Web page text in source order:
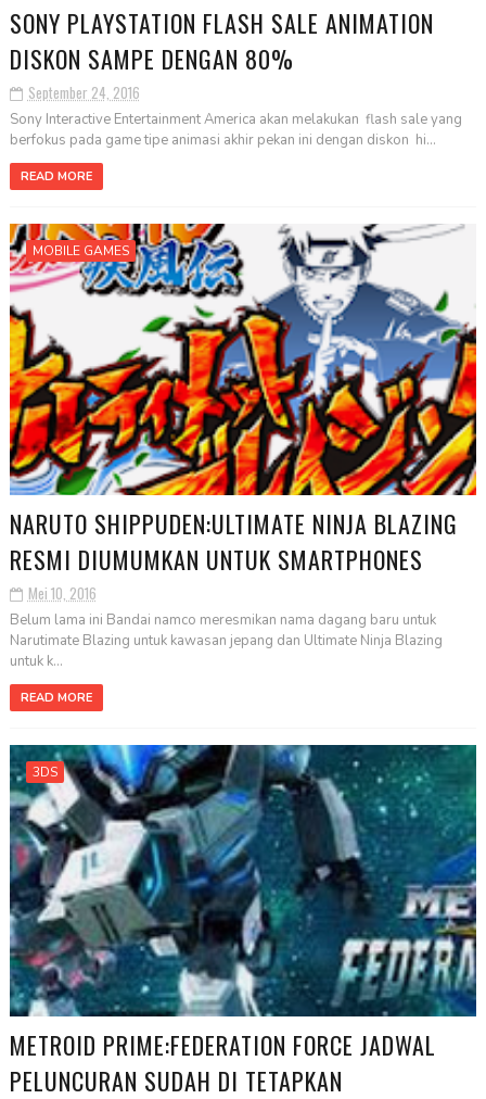
SONY PLAYSTATION FLASH SALE ANIMATION
DISKON SAMPE DENGAN 80%
September 24, 2016
Sony Interactive Entertainment America akan melakukan flash sale yang
berfokus pada game tipe animasi akhir pekan ini dengan diskon hi...
READ MORE
MOBILE GAMES
NARUTO SHIPPUDEN:ULTIMATE NINJA BLAZING
RESMI DIUMUMKAN UNTUK SMARTPHONES
Mei 10, 2016
Belum lama ini Bandai namco meresmikan nama dagang baru untuk
Narutimate Blazing untuk kawasan jepang dan Ultimate Ninja Blazing
untuk k...
READ MORE
3DS
METROID PRIME:FEDERATION FORCE JADWAL
PELUNCURAN SUDAH DI TETAPKAN